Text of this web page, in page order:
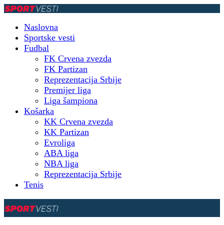
Naslovna
Sportske vesti
Fudbal
FK Crvena zvezda
FK Partizan
Reprezentacija Srbije
Premijer liga
Liga šampiona
Košarka
KK Crvena zvezda
KK Partizan
Evroliga
ABA liga
NBA liga
Reprezentacija Srbije
Tenis